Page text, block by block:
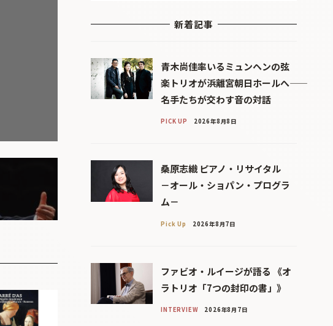
新着記事
青木尚佳率いるミュンヘンの弦
楽トリオが浜離宮朝日ホールへ――
名手たちが交わす音の対話
PICK UP 2026年8月8日
桑原志織 ピアノ・リサイタル
－オール・ショパン・プログラ
ム－
Pick Up 2026年8月7日
ファビオ・ルイージが語る 《オ
ラトリオ「7つの封印の書」》
INTERVIEW 2026年8月7日